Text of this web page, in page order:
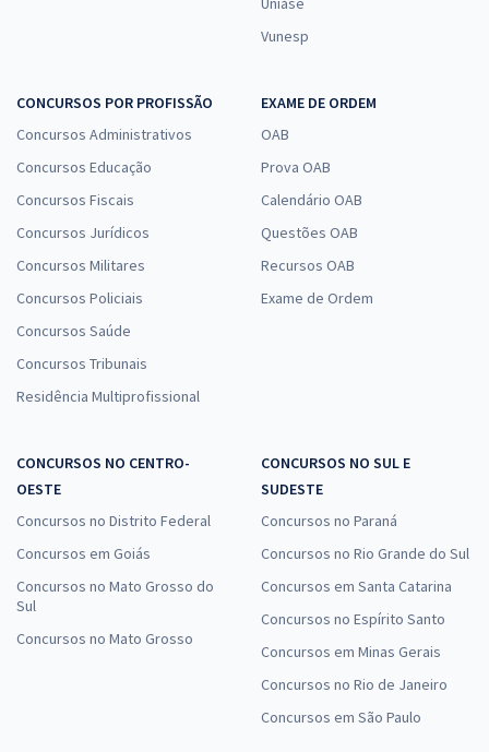
Vunesp
CONCURSOS POR PROFISSÃO
Concursos Administrativos
Concursos Educação
Concursos Fiscais
Concursos Jurídicos
Concursos Militares
Concursos Policiais
Concursos Saúde
Concursos Tribunais
Residência Multiprofissional
EXAME DE ORDEM
OAB
Prova OAB
Calendário OAB
Questões OAB
Recursos OAB
Exame de Ordem
CONCURSOS NO CENTRO-
OESTE
Concursos no Distrito Federal
Concursos em Goiás
Concursos no Mato Grosso do
Sul
Concursos no Mato Grosso
CONCURSOS NO SUL E
SUDESTE
Concursos no Paraná
Concursos no Rio Grande do Sul
Concursos em Santa Catarina
Concursos no Espírito Santo
Concursos em Minas Gerais
Concursos no Rio de Janeiro
Concursos em São Paulo